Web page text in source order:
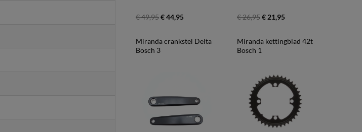
€ 49,95€ 44,95 € 26,95€ 21,95
Miranda crankstel Delta
Bosch 3
Miranda kettingblad 42t
Bosch 1